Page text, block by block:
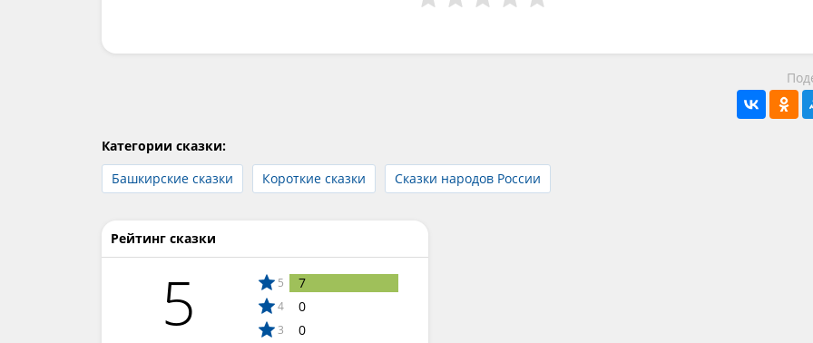
Категории сказки:
Башкирские сказки
Короткие сказки Сказки народов России
Рейтинг сказки
5 5 7
4 0
3 0